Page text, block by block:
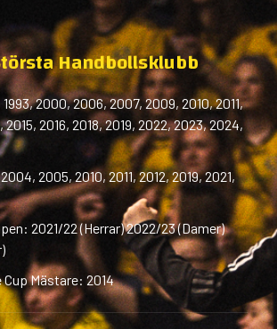
Handbollsklubb
2000, 2006, 2007, 2009, 2010, 2011,
2015, 2016, 2018, 2019, 2022, 2023, 2024,
2005, 2010, 2011, 2012, 2019, 2021,
2021/22 (Herrar) 2022/23 (Damer)
Cup Mästare: 2014